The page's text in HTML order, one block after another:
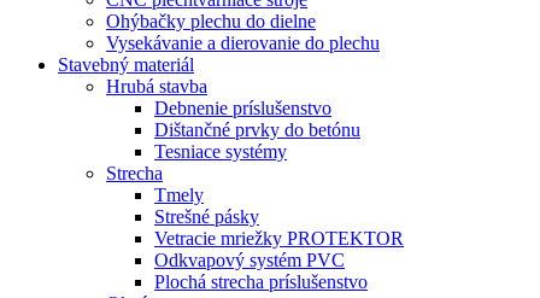
Ohýbačky plechu do dielne
Vysekávanie a dierovanie do plechu
Stavebný materiál
Hrubá stavba
Debnenie príslušenstvo
Dištančné prvky do betónu
Tesniace systémy
Strecha
Tmely
Strešné pásky
Vetracie mriežky PROTEKTOR
Odkvapový systém PVC
Plochá strecha príslušenstvo